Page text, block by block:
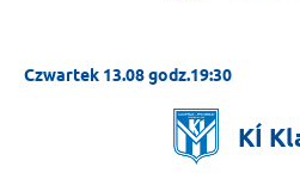
Czwartek 13.08 godz.19:30
KÍ